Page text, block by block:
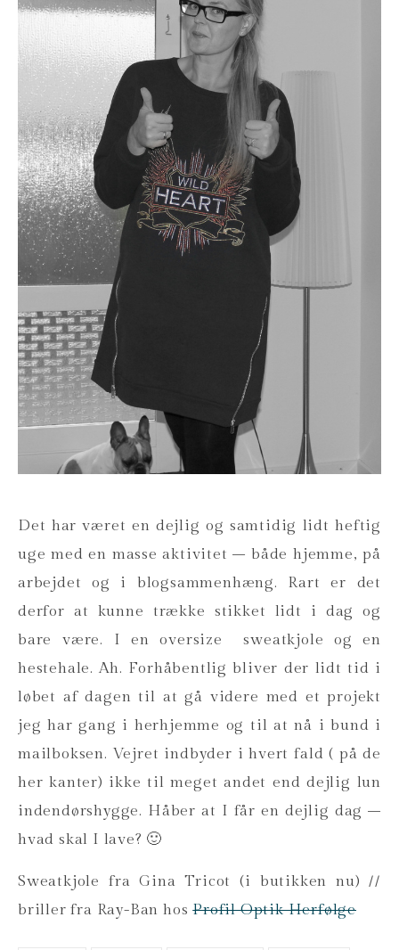
Det har været en dejlig og samtidig lidt heftig
uge med en masse aktivitet – både hjemme, på
arbejdet og i blogsammenhæng. Rart er det
derfor at kunne trække stikket lidt i dag og
bare være. I en oversize
sweatkjole og en
hestehale. Ah. Forhåbentlig bliver der lidt tid i
løbet af dagen til at gå videre med et projekt
jeg har gang i herhjemme og til at nå i bund i
mailboksen. Vejret indbyder i hvert fald ( på de
her kanter) ikke til meget andet end dejlig lun
indendørshygge. Håber at I får en dejlig dag –
hvad skal I lave? 🙂
Sweatkjole fra Gina Tricot (i butikken nu) //
briller fra Ray-Ban hosProfil Optik Herfølge